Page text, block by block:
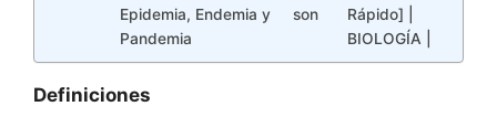
Epidemia, Endemia y
Pandemia
son
Rápido] |
BIOLOGÍA |
Definiciones